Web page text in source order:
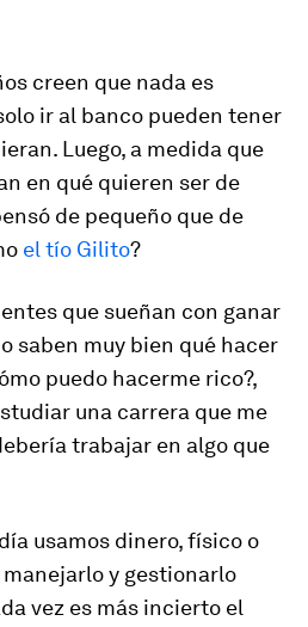
creen que nada es
ir al banco pueden tener
Luego, a medida que
en qué quieren ser de
de pequeño que de
el tío Gilito?
que sueñan con ganar
saben muy bien qué hacer
puedo hacerme rico?,
una carrera que me
trabajar en algo que
usamos dinero, físico o
y gestionarlo
vez es más incierto el